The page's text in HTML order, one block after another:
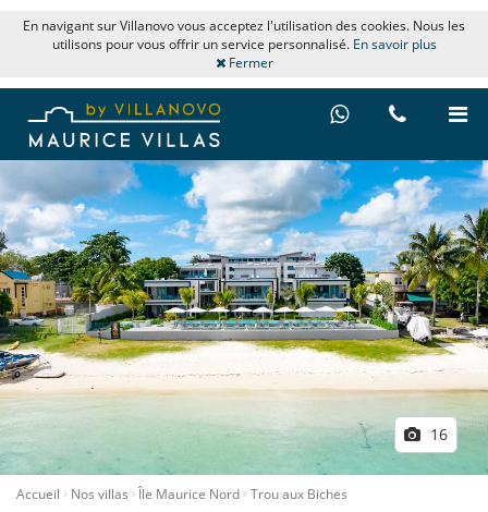
En navigant sur Villanovo vous acceptez l'utilisation des cookies. Nous les
utilisons pour vous offrir un service personnalisé. En savoir plus
Fermer
16
Accueil Nos villas Île Maurice Nord Trou aux Biches